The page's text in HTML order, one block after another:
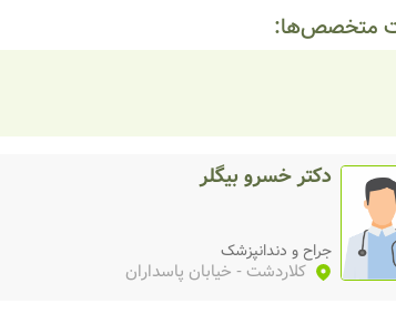
متخصص‌ها:
دکتر خسرو بیگلر
جراح و دندانپزشک
کلاردشت - خیابان پاسداران